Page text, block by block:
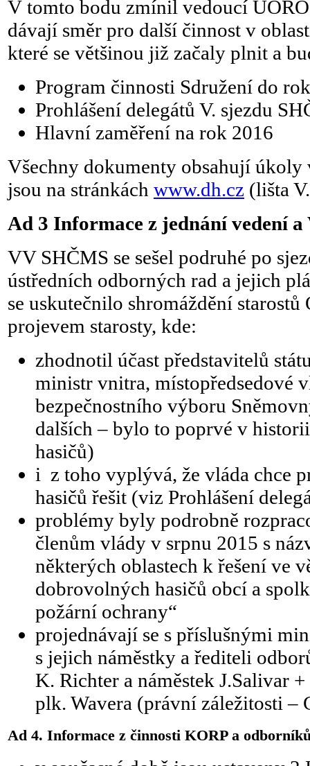
V tomto bodu zmínil vedoucí
dávají směr pro další činnost v
které se většinou již začaly plnit a
Program činnosti Sdružení do
Prohlášení delegátů V. sjezdu
Hlavní zaměření na rok 2016
Všechny dokumenty obsahují úkoly
jsou na stránkách www.dh.cz (lišta
Ad 3 Informace z jednání vedení
VV SHČMS se sešel podruhé po
ústředních odborných rad a jejich
se uskutečnilo shromáždění
projevem starosty, kde:
zhodnotil účast představitelů
ministr vnitra, místopředsedové
bezpečnostního výboru
dalších – bylo to poprvé v
hasičů)
i z toho vyplývá, že vláda chce
hasičů řešit (viz Prohlášení
problémy byly podrobně
členům vlády v srpnu 2015 s
některých oblastech k řešení ve
dobrovolných hasičů obcí a
požární ochrany“
projednávají se s příslušnými
s jejich náměstky a řediteli
K. Richter a náměstek J.Salivar
plk. Wavera (právní záležitosti –
Ad 4. Informace z činnosti KORP a